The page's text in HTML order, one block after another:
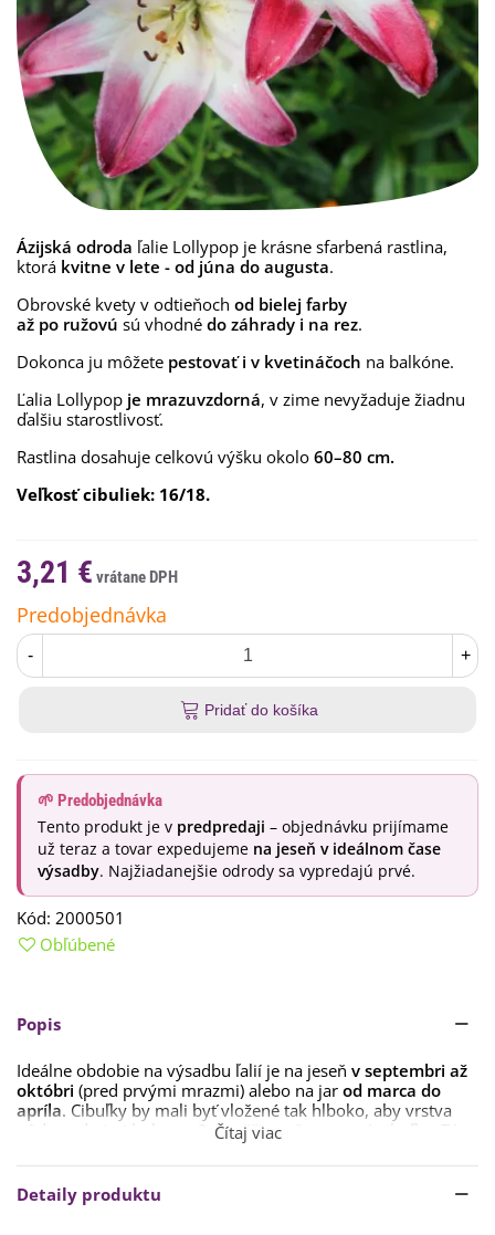
Ázijská odroda ľalie Lollypop je krásne sfarbená rastlina,
ktorá kvitne v lete - od júna do augusta.
Obrovské kvety v odtieňoch od bielej farby
až po ružovú sú vhodné do záhrady i na rez.
Dokonca ju môžete pestovať i v kvetináčoch na balkóne.
Ľalia Lollypop je mrazuvzdorná, v zime nevyžaduje žiadnu
ďalšiu starostlivosť.
Rastlina dosahuje celkovú výšku okolo 60–80 cm.
Veľkosť cibuliek: 16/18.
3,21 €
Predobjednávka
- +
Pridať do košíka
🌱 Predobjednávka
Tento produkt je v predpredaji – objednávku prijímame
už teraz a tovar expedujeme na jeseň v ideálnom čase
výsadby. Najžiadanejšie odrody sa vypredajú prvé.
Kód: 2000501
Obľúbené
Popis
Ideálne obdobie na výsadbu ľalií je na jeseň v septembri až
októbri (pred prvými mrazmi) alebo na jar od marca do
apríla. Cibuľky by mali byť vložené tak hlboko, aby vrstva
pôdy nad nimi bola cca 3 x vyššia než samotná cibuľka. Táto
odporúčaná hĺbka chráni rastliny ako v zime, tak aj v lete
pred menej priaznivým počasím.
Ľalie vyžadujúhlinito-piesčitú, na živiny bohatú,
Čítaj viac
Detaily produktu